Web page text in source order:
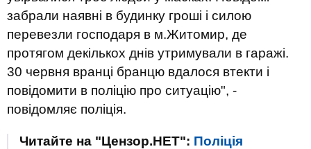
забрали наявні в будинку гроші і силою
перевезли господаря в м.Житомир, де
протягом декількох днів утримували в гаражі.
30 червня вранці бранцю вдалося втекти і
повідомити в поліцію про ситуацію", -
повідомляє поліція.
Читайте на "Цензор.НЕТ": Поліція